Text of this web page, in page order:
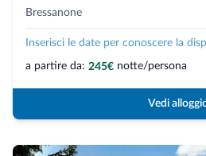
Bressanone
Inserisci le date per conoscere la
a partire da: 245€ notte/persona
Vedi